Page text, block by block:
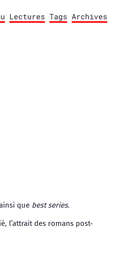
Lectures Tags Archives
que best series.
l’attrait des romans post-